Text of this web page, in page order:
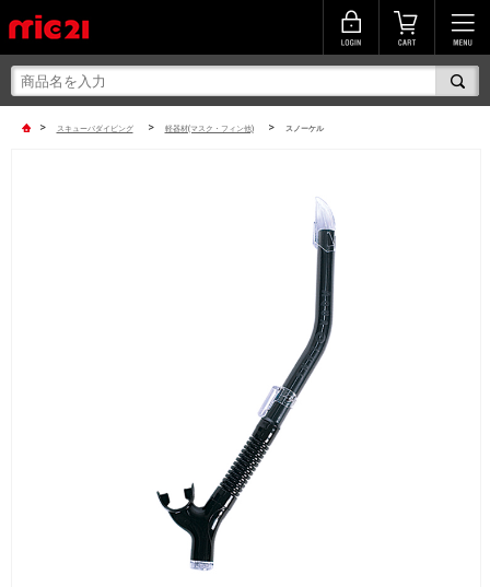
> スキューバダイビング > 軽器材(マスク・フィン他) > スノーケル